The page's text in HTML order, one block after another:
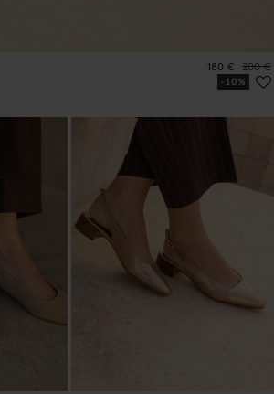
Preis
180 € Preis
200 €